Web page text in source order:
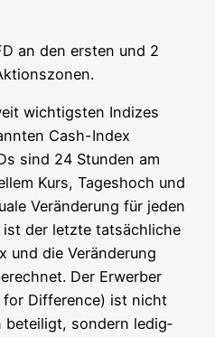
an den ers­ten und 2
wich­tigs­ten Indi­zes
Cash-Index
sind 24 Stun­den am
Kurs, Tages­hoch und
Ver­än­de­rung für jeden
der letz­te tat­säch­li­che
und die Ver­än­de­rung
Der Erwer­ber
Dif­fe­rence) ist nicht
betei­ligt, son­dern ledig­